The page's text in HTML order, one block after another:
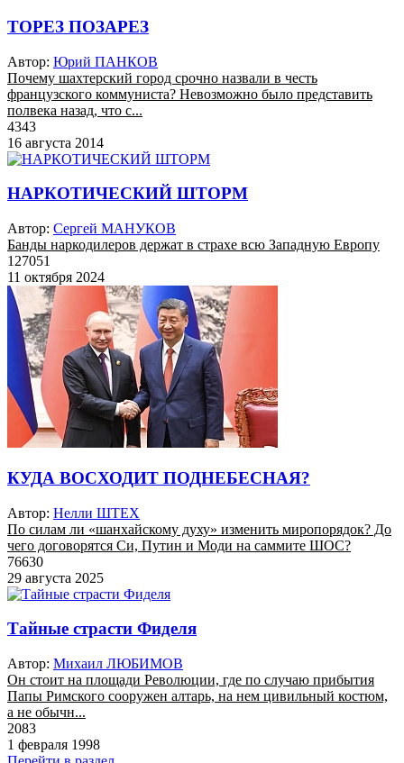
ТОРЕЗ ПОЗАРЕЗ
Автор: Юрий ПАНКОВ
Почему шахтерский город срочно назвали в честь
французского коммуниста? Невозможно было представить
полвека назад, что с...
4343
16 августа 2014
НАРКОТИЧЕСКИЙ ШТОРМ
Автор: Сергей МАНУКОВ
Банды наркодилеров держат в страхе всю Западную Европу
127051
11 октября 2024
КУДА ВОСХОДИТ ПОДНЕБЕСНАЯ?
Автор: Нелли ШТЕХ
По силам ли «шанхайскому духу» изменить миропорядок? До
чего договорятся Си, Путин и Моди на саммите ШОС?
76630
29 августа 2025
Тайные страсти Фиделя
Автор: Михаил ЛЮБИМОВ
Он стоит на площади Революции, где по случаю прибытия
Папы Римского сооружен алтарь, на нем цивильный костюм,
а не обычн...
2083
1 февраля 1998